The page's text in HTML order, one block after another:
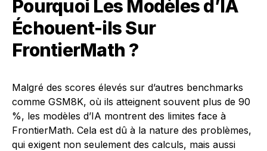
Pourquoi Les Modèles d’IA
Échouent-ils Sur
FrontierMath ?
Malgré des scores élevés sur d’autres benchmarks
comme GSM8K, où ils atteignent souvent plus de 90
%, les modèles d’IA montrent des limites face à
FrontierMath. Cela est dû à la nature des problèmes,
qui exigent non seulement des calculs, mais aussi